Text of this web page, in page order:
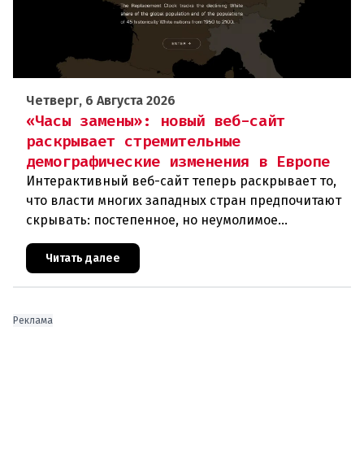
Четверг, 6 Августа 2026
«Часы замены»: новый веб-сайт
раскрывает стремительные
демографические изменения в Европе
Интерактивный веб-сайт теперь раскрывает то,
что власти многих западных стран предпочитают
скрывать: постепенное, но неумолимое
сокращение численности населения
европейского происхождения. «Часы замен
Читать далее
Реклама